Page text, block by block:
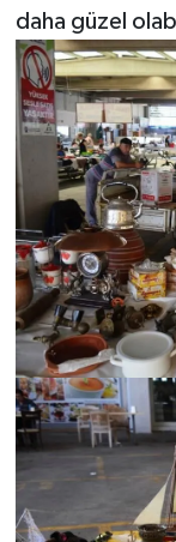
daha güzel